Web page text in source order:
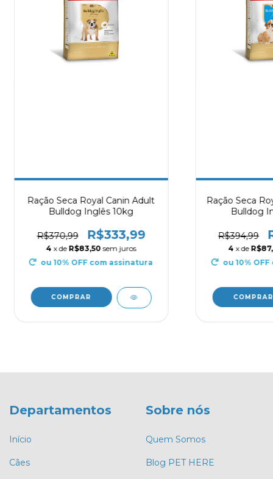
Ração Seca Royal Canin Adult
Bulldog Inglês 10kg
R$370,99 R$333,99
4 x de R$83,50 sem juros
ou 10% OFF com assinatura
Ração Seca
Bulldog
R$394,99
4 x de
ou 10% OFF
Departamentos
Início
Cães
Sobre nós
Quem Somos
Blog PET HERE